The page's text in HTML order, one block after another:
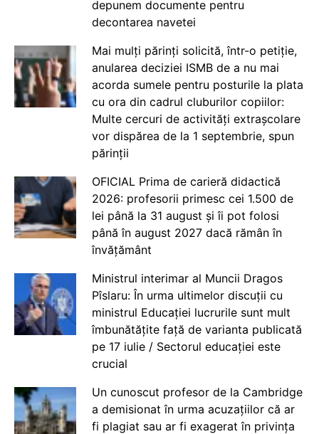
depunem documente pentru
decontarea navetei
Mai mulți părinți solicită, într-o petiție,
anularea deciziei ISMB de a nu mai
acorda sumele pentru posturile la plata
cu ora din cadrul cluburilor copiilor:
Multe cercuri de activități extrașcolare
vor dispărea de la 1 septembrie, spun
părinții
OFICIAL Prima de carieră didactică
2026: profesorii primesc cei 1.500 de
lei până la 31 august și îi pot folosi
până în august 2027 dacă rămân în
învățământ
Ministrul interimar al Muncii Dragos
Pîslaru: În urma ultimelor discuții cu
ministrul Educației lucrurile sunt mult
îmbunătățite față de varianta publicată
pe 17 iulie / Sectorul educației este
crucial
Un cunoscut profesor de la Cambridge
a demisionat în urma acuzațiilor că ar
fi plagiat sau ar fi exagerat în privința